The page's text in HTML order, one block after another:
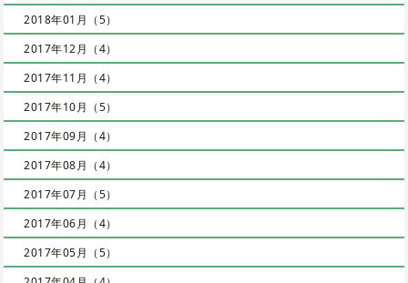
2018年01月（5）
2017年12月（4）
2017年11月（4）
2017年10月（5）
2017年09月（4）
2017年08月（4）
2017年07月（5）
2017年06月（4）
2017年05月（5）